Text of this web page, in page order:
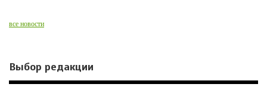
все новости
Выбор редакции